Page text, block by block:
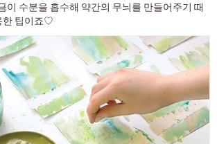
이 수분을 흡수해 약간의 무늬를 만들어주기 때
한 팁이죠♡